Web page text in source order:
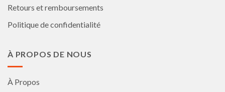
Retours et remboursements
Politique de confidentialité
À PROPOS DE NOUS
À Propos